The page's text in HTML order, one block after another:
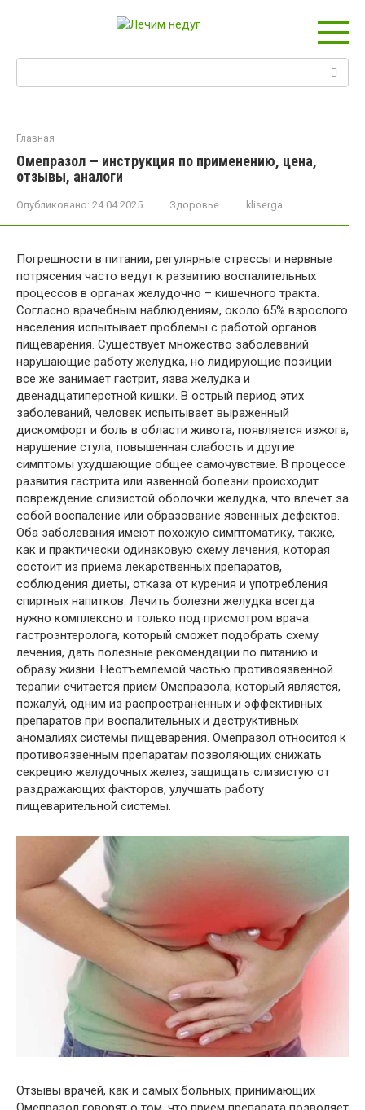
Главная
Омепразол — инструкция по применению, цена,
отзывы, аналоги
Опубликовано: 24.04.2025 Здоровье kliserga
Погрешности в питании, регулярные стрессы и нервные
потрясения часто ведут к развитию воспалительных
процессов в органах желудочно – кишечного тракта.
Согласно врачебным наблюдениям, около 65% взрослого
населения испытывает проблемы с работой органов
пищеварения. Существует множество заболеваний
нарушающие работу желудка, но лидирующие позиции
все же занимает гастрит, язва желудка и
двенадцатиперстной кишки. В острый период этих
заболеваний, человек испытывает выраженный
дискомфорт и боль в области живота, появляется изжога,
нарушение стула, повышенная слабость и другие
симптомы ухудшающие общее самочувствие. В процессе
развития гастрита или язвенной болезни происходит
повреждение слизистой оболочки желудка, что влечет за
собой воспаление или образование язвенных дефектов.
Оба заболевания имеют похожую симптоматику, также,
как и практически одинаковую схему лечения, которая
состоит из приема лекарственных препаратов,
соблюдения диеты, отказа от курения и употребления
спиртных напитков. Лечить болезни желудка всегда
нужно комплексно и только под присмотром врача
гастроэнтеролога, который сможет подобрать схему
лечения, дать полезные рекомендации по питанию и
образу жизни. Неотъемлемой частью противоязвенной
терапии считается прием Омепразола, который является,
пожалуй, одним из распространенных и эффективных
препаратов при воспалительных и деструктивных
аномалиях системы пищеварения. Омепразол относится к
противоязвенным препаратам позволяющих снижать
секрецию желудочных желез, защищать слизистую от
раздражающих факторов, улучшать работу
пищеварительной системы.
Отзывы врачей, как и самых больных, принимающих